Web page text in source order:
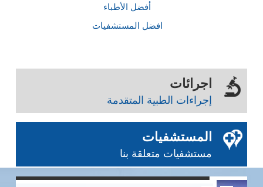
أفضل الأطباء
افضل المستشفيات
اجرائات
إجراءات الطبية المتقدمة
المستشفيات
مستشفيات متعلقة بنا
0 0 0